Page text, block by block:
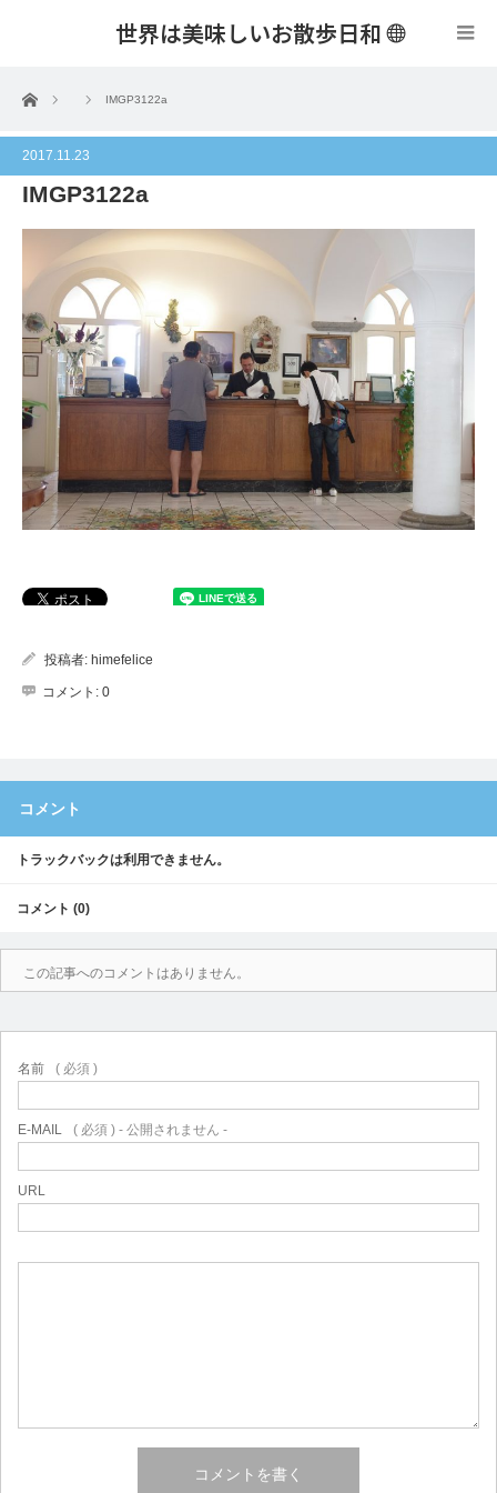
世界は美味しいお散歩日和
ホーム IMGP3122a
2017.11.23
IMGP3122a
投稿者: himefelice
コメント: 0
コメント
トラックバックは利用できません。
コメント (0)
この記事へのコメントはありません。
名前 ( 必須 )
E-MAIL ( 必須 ) - 公開されません -
URL